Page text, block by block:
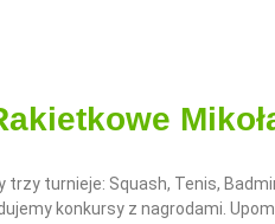
trzy turnieje: Squash, Tenis,
konkursy z nagrodami.